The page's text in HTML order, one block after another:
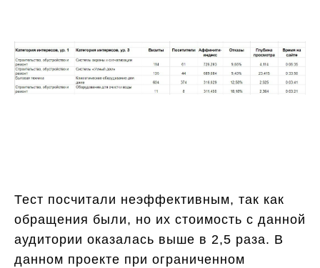
Тест посчитали неэффективным, так как
обращения были, но их стоимость с данной
аудитории оказалась выше в 2,5 раза. В
данном проекте при ограниченном